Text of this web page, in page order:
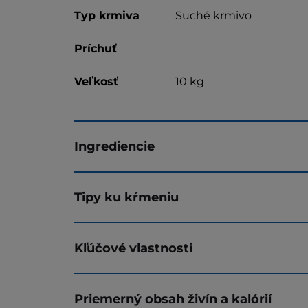
Typ krmiva Suché krmivo
Príchuť
Veľkosť 10 kg
Ingrediencie
Tipy ku kŕmeniu
Kľúčové vlastnosti
Priemerný obsah živín a kalórií